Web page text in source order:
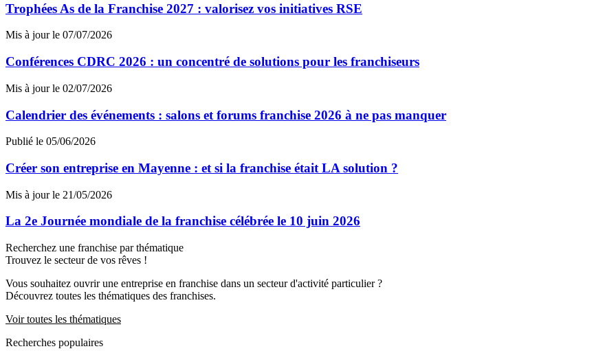
Trophées As de la Franchise 2027 : valorisez vos initiatives RSE
Mis à jour le 07/07/2026
Conférences CDRC 2026 : un concentré de solutions pour les franchiseurs
Mis à jour le 02/07/2026
Calendrier des événements : salons et forums franchise 2026 à ne pas manquer
Publié le 05/06/2026
Créer son entreprise en Mayenne : et si la franchise était LA solution ?
Mis à jour le 21/05/2026
La 2e Journée mondiale de la franchise célébrée le 10 juin 2026
Recherchez une franchise par thématique
Trouvez le secteur de vos rêves !
Vous souhaitez ouvrir une entreprise en franchise dans un secteur d'activité particulier ?
Découvrez toutes les thématiques des franchises.
Voir toutes les thématiques
Recherches populaires